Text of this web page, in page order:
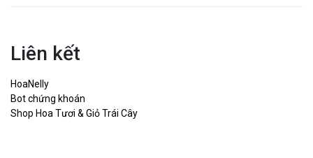
Liên kết
HoaNelly
Bot chứng khoán
Shop Hoa Tươi & Giỏ Trái Cây